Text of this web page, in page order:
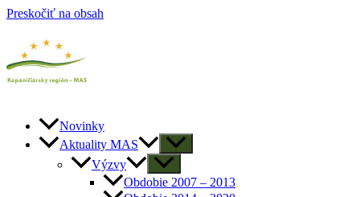
Preskočiť na obsah
Novinky
Aktuality MAS
Výzvy
Obdobie 2007 – 2013